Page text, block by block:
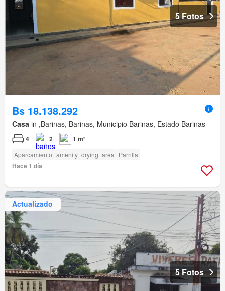
5 Fotos
Bs 18.138.292
Casa in ,Barinas, Barinas, Municipio Barinas, Estado Barinas
4 2 1 m²
Aparcamiento amenity_drying_area Parrilla
Hace 1 día
Actualizado
5 Fotos